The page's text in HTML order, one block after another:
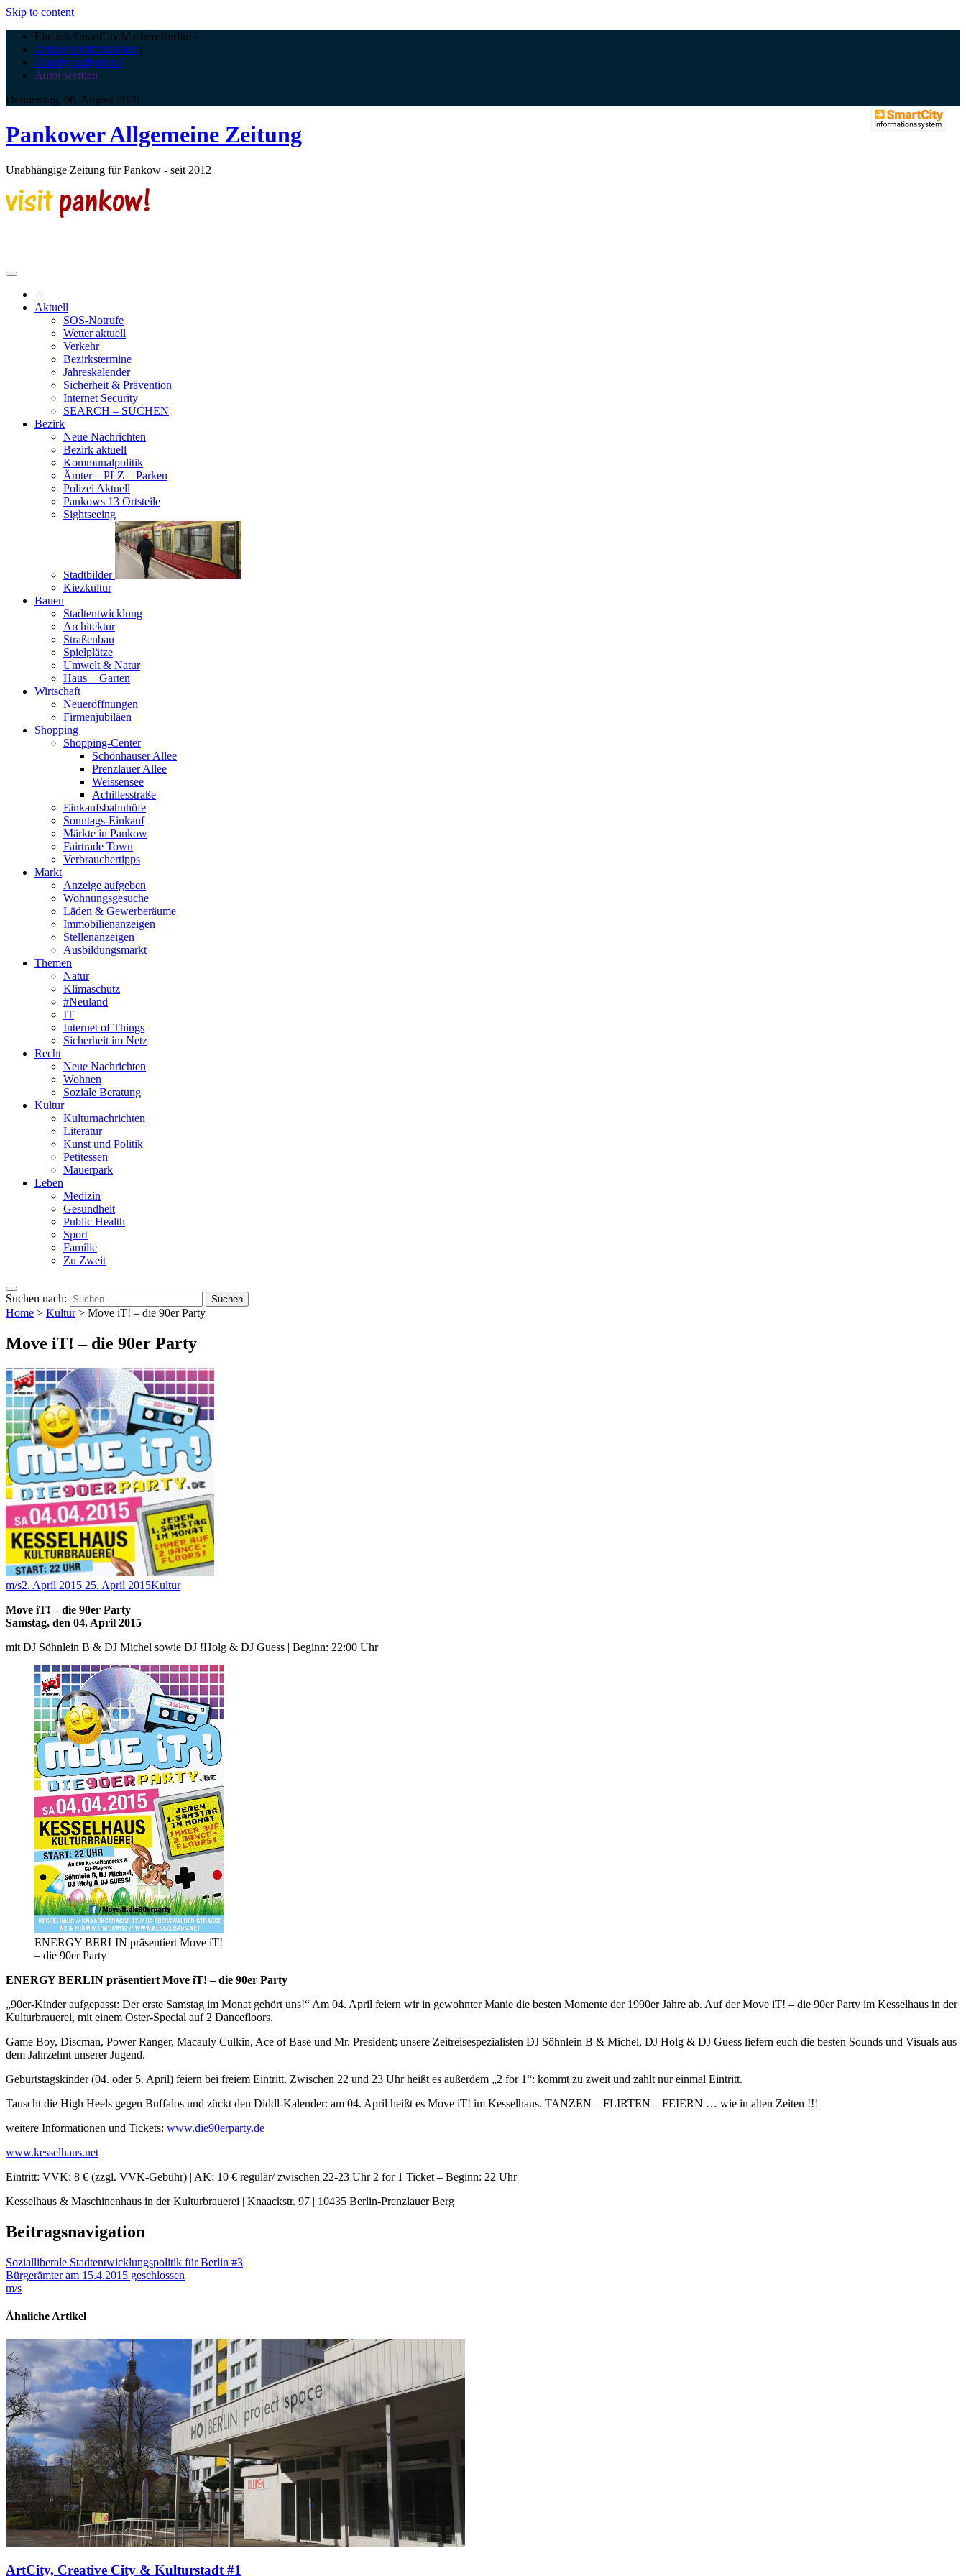
Skip to content
Einfach.SmartCity.Machen:Berlin! -
Artikel veröffentlichen |
Anzeige aufgeben |
Autor werden
Donnerstag, 06. August 2026
Pankower Allgemeine Zeitung
Unabhängige Zeitung für Pankow - seit 2012
Aktuell
SOS-Notrufe
Wetter aktuell
Verkehr
Bezirkstermine
Jahreskalender
Sicherheit & Prävention
Internet Security
SEARCH – SUCHEN
Bezirk
Neue Nachrichten
Bezirk aktuell
Kommunalpolitik
Ämter – PLZ – Parken
Polizei Aktuell
Pankows 13 Ortsteile
Sightseeing
Stadtbilder
Kiezkultur
Bauen
Stadtentwicklung
Architektur
Straßenbau
Spielplätze
Umwelt & Natur
Haus + Garten
Wirtschaft
Neueröffnungen
Firmenjubiläen
Shopping
Shopping-Center
Schönhauser Allee
Prenzlauer Allee
Weissensee
Achillesstraße
Einkaufsbahnhöfe
Sonntags-Einkauf
Märkte in Pankow
Fairtrade Town
Verbrauchertipps
Markt
Anzeige aufgeben
Wohnungsgesuche
Läden & Gewerberäume
Immobilienanzeigen
Stellenanzeigen
Ausbildungsmarkt
Themen
Natur
Klimaschutz
#Neuland
IT
Internet of Things
Sicherheit im Netz
Recht
Neue Nachrichten
Wohnen
Soziale Beratung
Kultur
Kulturnachrichten
Literatur
Kunst und Politik
Petitessen
Mauerpark
Leben
Medizin
Gesundheit
Public Health
Sport
Familie
Zu Zweit
Suchen nach:
Home > Kultur> Move iT! – die 90er Party
Move iT! – die 90er Party
m/s2. April 2015 25. April 2015Kultur
Move iT! – die 90er Party
Samstag, den 04. April 2015
mit DJ Söhnlein B & DJ Michel sowie DJ !Holg & DJ Guess | Beginn: 22:00 Uhr
ENERGY BERLIN präsentiert Move iT!
– die 90er Party
ENERGY BERLIN präsentiert Move iT! – die 90er Party
„90er-Kinder aufgepasst: Der erste Samstag im Monat gehört uns!“ Am 04. April feiern wir in gewohnter Manie die besten Momente der 1990er Jahre ab. Auf der Move iT! – die 90er Party im Kesselhaus in der
Kulturbrauerei, mit einem Oster-Special auf 2 Dancefloors.
Game Boy, Discman, Power Ranger, Macauly Culkin, Ace of Base und Mr. President; unsere Zeitreisespezialisten DJ Söhnlein B & Michel, DJ Holg & DJ Guess liefern euch die besten Sounds und Visuals aus
dem Jahrzehnt unserer Jugend.
Geburtstagskinder (04. oder 5. April) feiern bei freiem Eintritt. Zwischen 22 und 23 Uhr heißt es außerdem „2 for 1“: kommt zu zweit und zahlt nur einmal Eintritt.
Tauscht die High Heels gegen Buffalos und zückt den Diddl-Kalender: am 04. April heißt es Move iT! im Kesselhaus. TANZEN – FLIRTEN – FEIERN … wie in alten Zeiten !!!
weitere Informationen und Tickets: www.die90erparty.de
www.kesselhaus.net
Eintritt: VVK: 8 € (zzgl. VVK-Gebühr) | AK: 10 € regulär/ zwischen 22-23 Uhr 2 for 1 Ticket – Beginn: 22 Uhr
Kesselhaus & Maschinenhaus in der Kulturbrauerei | Knaackstr. 97 | 10435 Berlin-Prenzlauer Berg
Beitragsnavigation
Sozialliberale Stadtentwicklungspolitik für Berlin #3
Bürgerämter am 15.4.2015 geschlossen
m/s
Ähnliche Artikel
ArtCity, Creative City & Kulturstadt #1